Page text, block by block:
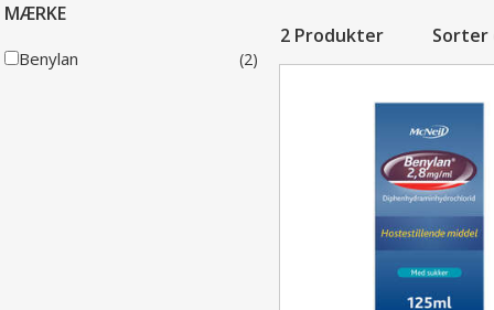
MÆRKE
Benylan (2)
2 Produkter